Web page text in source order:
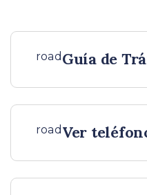
road Guía de
road Ver